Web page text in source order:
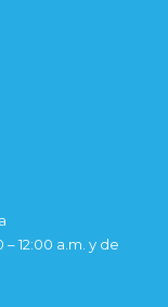
12:00 a.m. y de